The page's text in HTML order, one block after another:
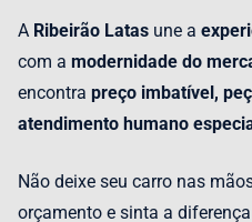
A Ribeirão Latas une a
com a modernidade do
encontra preço imbatível,
atendimento humano
Não deixe seu carro nas
orçamento e sinta a